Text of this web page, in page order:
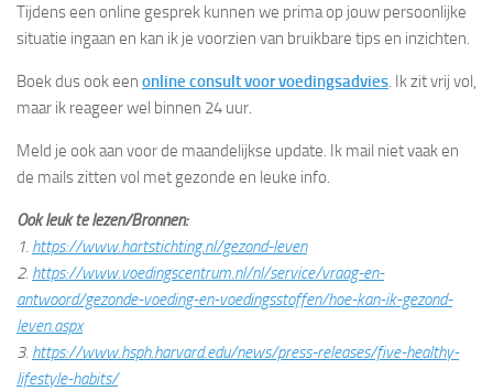
Tijdens een online gesprek kunnen we prima op jouw persoonlijke
situatie ingaan en kan ik je voorzien van bruikbare tips en inzichten.
Boek dus ook een online consult voor voedingsadvies. Ik zit vrij vol,
maar ik reageer wel binnen 24 uur.
Meld je ook aan voor de maandelijkse update. Ik mail niet vaak en
de mails zitten vol met gezonde en leuke info.
Ook leuk te lezen/Bronnen:
1. https://www.hartstichting.nl/gezond-leven
2. https://www.voedingscentrum.nl/nl/service/vraag-en-
antwoord/gezonde-voeding-en-voedingsstoffen/hoe-kan-ik-gezond-
leven.aspx
3. https://www.hsph.harvard.edu/news/press-releases/five-healthy-
lifestyle-habits/